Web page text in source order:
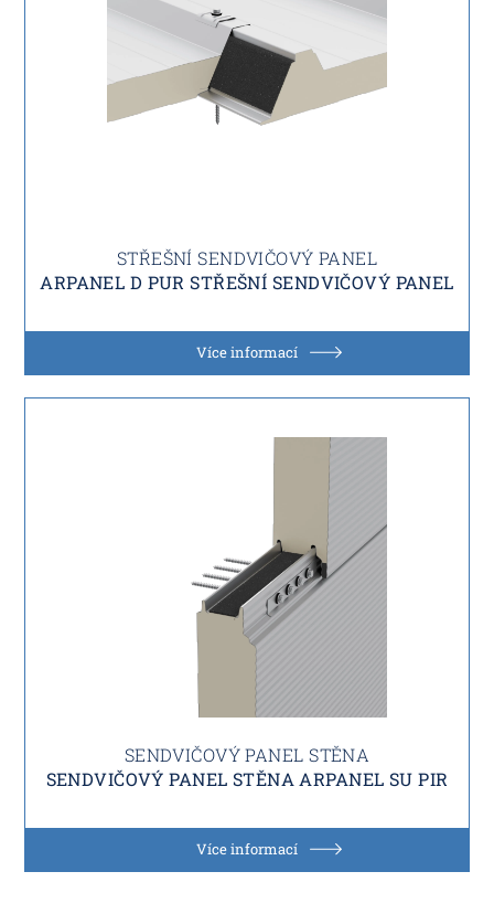
STŘEŠNÍ SENDVIČOVÝ PANEL
ARPANEL D PUR STŘEŠNÍ SENDVIČOVÝ PANEL
Více informací
SENDVIČOVÝ PANEL STĚNA
SENDVIČOVÝ PANEL STĚNA ARPANEL SU PIR
Více informací